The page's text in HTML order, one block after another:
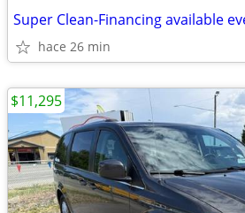
hace 26 min
$11,295